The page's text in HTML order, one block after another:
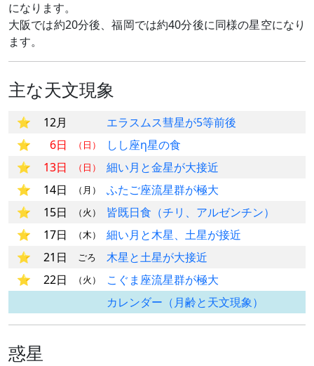
になります。
大阪では約20分後、福岡では約40分後に同様の星空になり
ます。
主な天文現象
12月
エラスムス彗星が5等前後
6日
（日）
しし座η星の食
13日
（日）
細い月と金星が大接近
14日
（月）
ふたご座流星群が極大
15日
（火）
皆既日食（チリ、アルゼンチン）
17日
（木）
細い月と木星、土星が接近
21日
ごろ
木星と土星が大接近
22日
（火）
こぐま座流星群が極大
カレンダー（月齢と天文現象）
惑星